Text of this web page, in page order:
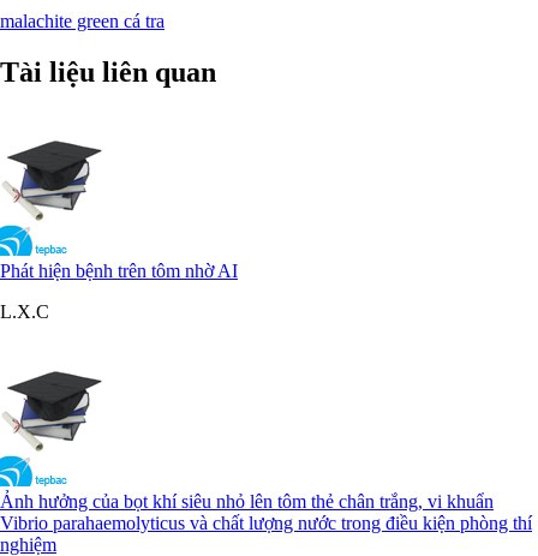
malachite green cá tra
Tài liệu liên quan
Phát hiện bệnh trên tôm nhờ AI
L.X.C
Ảnh hưởng của bọt khí siêu nhỏ lên tôm thẻ chân trắng, vi khuẩn
Vibrio parahaemolyticus và chất lượng nước trong điều kiện phòng thí
nghiệm